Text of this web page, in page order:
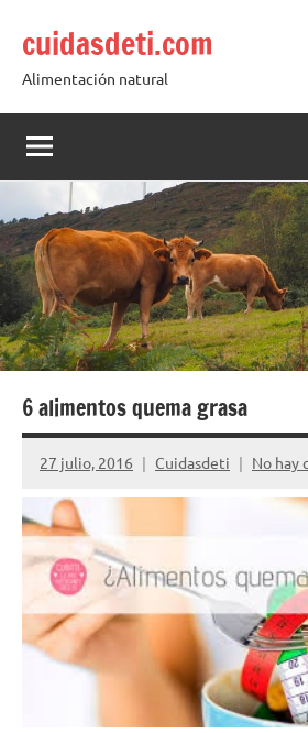
contenido
cuidasdeti.com
Alimentación natural
6 alimentos quema grasa
27 julio, 2016 Cuidasdeti No hay